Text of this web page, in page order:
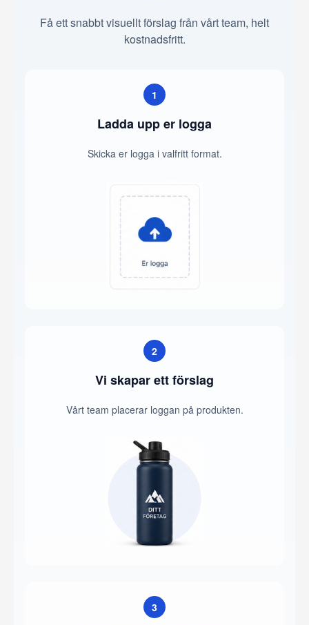
Få ett snabbt visuellt förslag från vårt team, helt
kostnadsfritt.
1
Ladda upp er logga
Skicka er logga i valfritt format.
2
Vi skapar ett förslag
Vårt team placerar loggan på produkten.
3